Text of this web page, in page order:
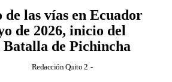
de las vías en Ecuador
de 2026, inicio del
de Pichincha
Redacción Quito 2 -